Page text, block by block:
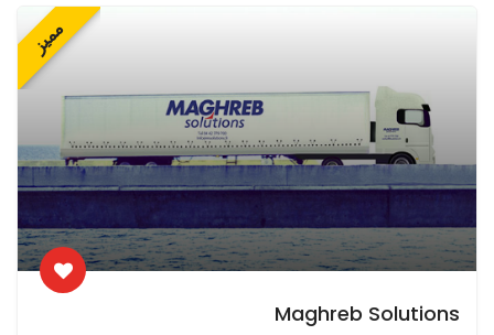
مميز
Maghreb Solutions